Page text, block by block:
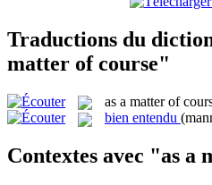
Traductions du
matter of course"
as a matter of
bien entendu
Contextes avec "as a